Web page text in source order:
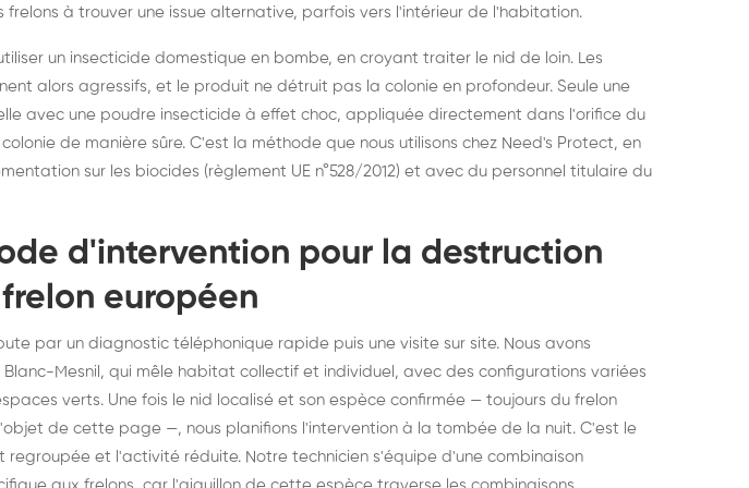
frelons à trouver une issue alternative, parfois vers l'intérieur de l'habitation.
un insecticide domestique en bombe, en croyant traiter le nid de loin. Les
alors agressifs, et le produit ne détruit pas la colonie en profondeur. Seule une
avec une poudre insecticide à effet choc, appliquée directement dans l'orifice du
de manière sûre. C'est la méthode que nous utilisons chez Need's Protect, en
sur les biocides (règlement UE n°528/2012) et avec du personnel titulaire du
d'intervention pour la destruction
européen
par un diagnostic téléphonique rapide puis une visite sur site. Nous avons
Mesnil, qui mêle habitat collectif et individuel, avec des configurations variées
verts. Une fois le nid localisé et son espèce confirmée — toujours du frelon
de cette page —, nous planifions l'intervention à la tombée de la nuit. C'est le
regroupée et l'activité réduite. Notre technicien s'équipe d'une combinaison